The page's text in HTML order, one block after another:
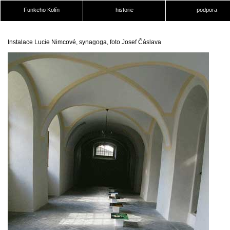
Funkeho Kolín historie podpora
Instalace Lucie Nimcové, synagoga, foto Josef Čáslava